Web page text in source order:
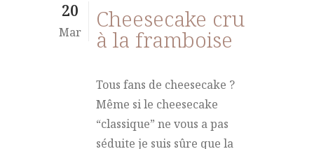
20
Mar Cheesecake cru
à la framboise
Tous fans de cheesecake ?
Même si le cheesecake
“classique” ne vous a pas
séduite je suis sûre que la